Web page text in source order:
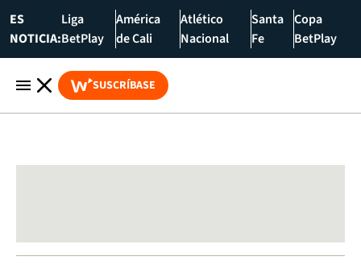
ES
NOTICIA:
Liga
BetPlay
América
de Cali
Atlético
Nacional
Santa
Fe
Copa
BetPlay
SUSCRÍBASE